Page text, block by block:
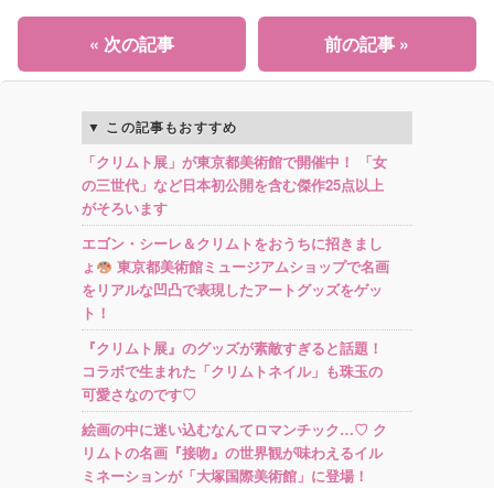
前の記事 »
« 次の記事
この記事もおすすめ
「クリムト展」が東京都美術館で開催中！ 「女
の三世代」など日本初公開を含む傑作25点以上
がそろいます
エゴン・シーレ＆クリムトをおうちに招きまし
ょ
東京都美術館ミュージアムショップで名画
をリアルな凹凸で表現したアートグッズをゲッ
ト！
『クリムト展』のグッズが素敵すぎると話題！
コラボで生まれた「クリムトネイル」も珠玉の
可愛さなのです♡
絵画の中に迷い込むなんてロマンチック…♡ ク
リムトの名画『接吻』の世界観が味わえるイル
ミネーションが「大塚国際美術館」に登場！